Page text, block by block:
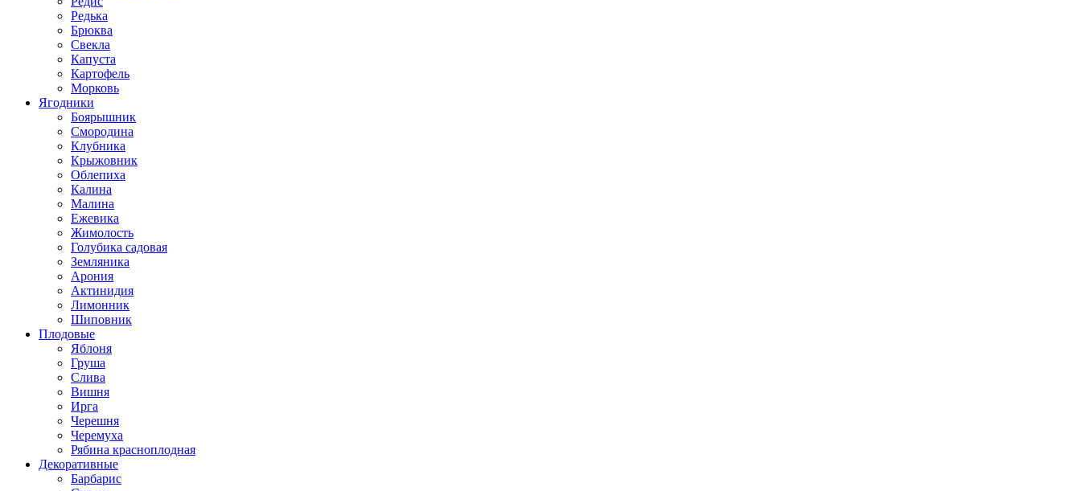
Редька
Брюква
Свекла
Капуста
Картофель
Морковь
Ягодники
Боярышник
Смородина
Клубника
Крыжовник
Облепиха
Калина
Малина
Ежевика
Жимолость
Голубика садовая
Земляника
Арония
Актинидия
Лимонник
Шиповник
Плодовые
Яблоня
Груша
Слива
Вишня
Ирга
Черешня
Черемуха
Рябина красноплодная
Декоративные
Барбарис